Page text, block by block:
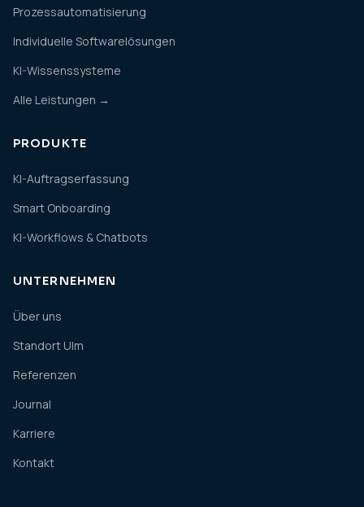
Prozessautomatisierung
Individuelle Softwarelösungen
KI-Wissenssysteme
Alle Leistungen →
PRODUKTE
KI-Auftragserfassung
Smart Onboarding
KI-Workflows & Chatbots
UNTERNEHMEN
Über uns
Standort Ulm
Referenzen
Journal
Karriere
Kontakt